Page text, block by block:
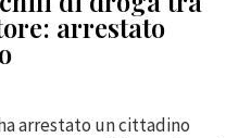
arrestato
arrestato un cittadino